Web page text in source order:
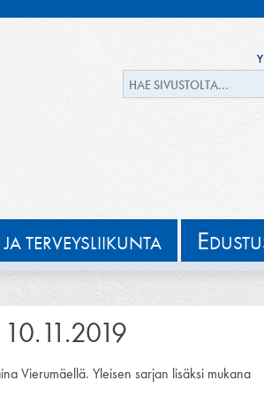
TERVEYSLIIKUNTA E
Vierumäellä. Yleisen sarjan lisäksi mukana